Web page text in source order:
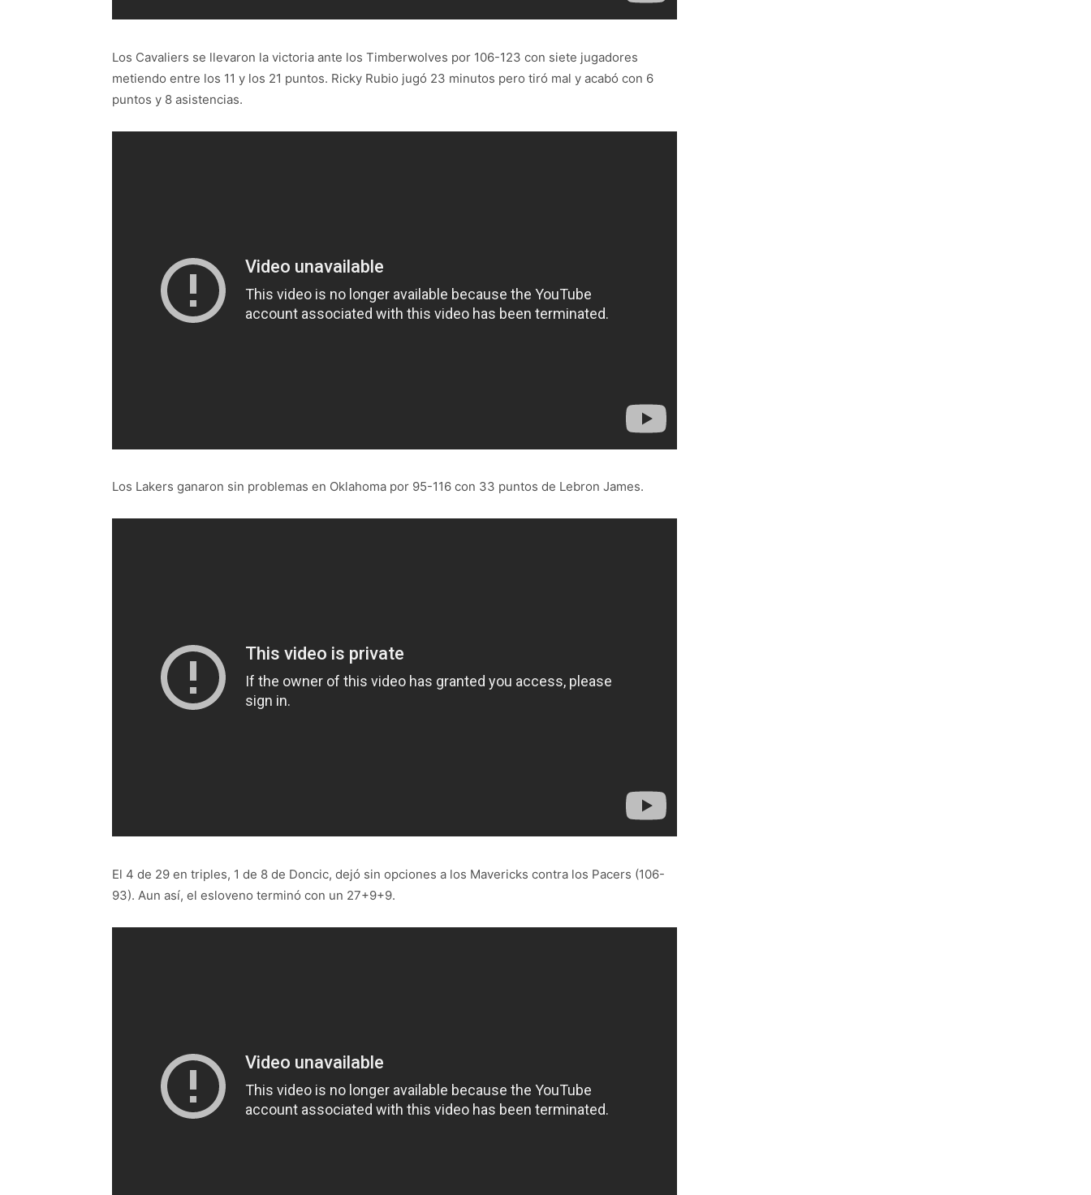
Los Cavaliers se llevaron la victoria ante los Timberwolves por 106-123 con siete jugadores
metiendo entre los 11 y los 21 puntos. Ricky Rubio jugó 23 minutos pero tiró mal y acabó con 6
puntos y 8 asistencias.
Los Lakers ganaron sin problemas en Oklahoma por 95-116 con 33 puntos de Lebron James.
El 4 de 29 en triples, 1 de 8 de Doncic, dejó sin opciones a los Mavericks contra los Pacers (106-
93). Aun así, el esloveno terminó con un 27+9+9.